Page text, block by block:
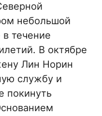
небольшой
течение
В октябре
Лин Норин
службу и
покинуть